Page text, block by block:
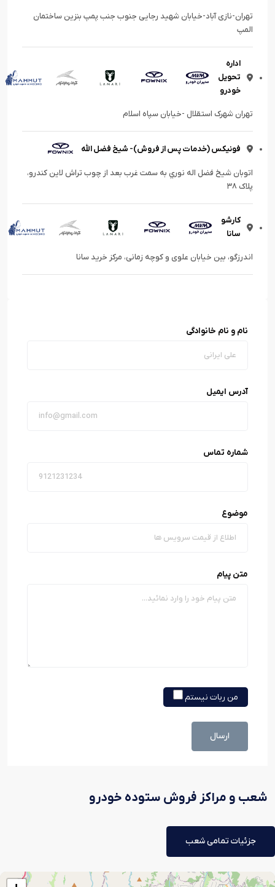
تهران-نازی آباد-خیابان شهید رجایی جنوب جنب پمپ بنزین ساختمان
المپ
اداره
تحویل
خودرو
تهران شهرک استقلال -خیابان سپاه اسلام
فونیکس (خدمات پس از فروش)- شیخ فضل الله
اتوبان شيخ فضل اله نوري به سمت غرب بعد از چوب تراش لاین کندرو،
پلاک ۳۸
کارشو
سانا
اندرزگو، بین خیابان علوی و کوچه زمانی، مرکز خرید سانا
نام و نام خانوادگی
آدرس ایمیل
شماره تماس
موضوع
متن پیام
من ربات نیستم
ارسال
شعب و مراکز فروش ستوده خودرو
جزئیات تمامی شعب